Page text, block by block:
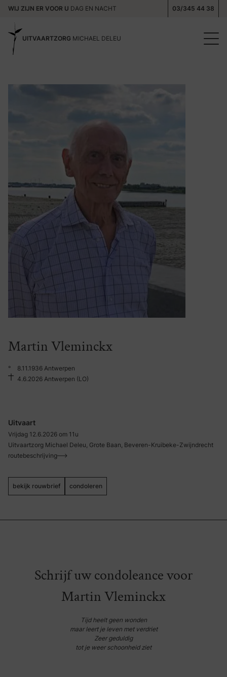
WIJ ZIJN ER VOOR U DAG EN NACHT 03/345 44 38
UITVAARTZORG MICHAEL DELEU
Martin Vleminckx
°
8.11.1936 Antwerpen
4.6.2026 Antwerpen (LO)
Uitvaart
Vrijdag 12.6.2026 om 11u
Uitvaartzorg Michael Deleu, Grote Baan, Beveren-Kruibeke-Zwijndrecht
routebeschrijving
bekijk rouwbrief condoleren
Schrijf uw condoleance voor
Martin Vleminckx
Tijd heelt geen wonden
maar leert je leven met verdriet
Zeer geduldig
tot je weer schoonheid ziet